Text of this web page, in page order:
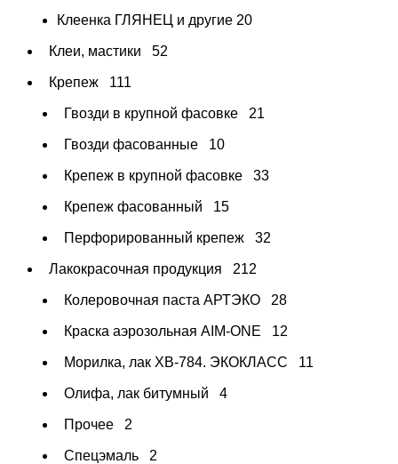
Клеенка ГЛЯНЕЦ и другие 20
Клеи, мастики 52
Крепеж 111
Гвозди в крупной фасовке 21
Гвозди фасованные 10
Крепеж в крупной фасовке 33
Крепеж фасованный 15
Перфорированный крепеж 32
Лакокрасочная продукция 212
Колеровочная паста АРТЭКО 28
Краска аэрозольная AIM-ONE 12
Морилка, лак ХВ-784. ЭКОКЛАСС 11
Олифа, лак битумный 4
Прочее 2
Спецэмаль 2